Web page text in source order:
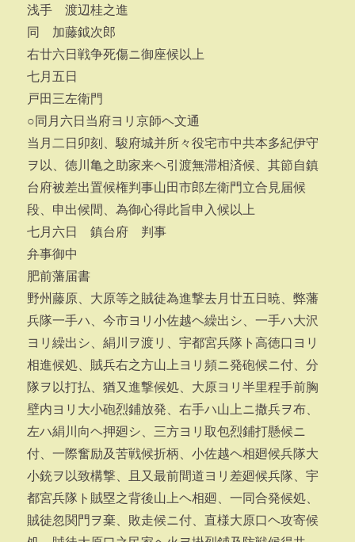
浅手 渡辺桂之進
同 加藤鉞次郎
右廿六日戦争死傷ニ御座候以上
七月五日
戸田三左衛門
○同月六日当府ヨリ京師ヘ文通
当月二日卯刻、駿府城并所々役宅市中共本多紀伊守
ヲ以、徳川亀之助家来ヘ引渡無滞相済候、其節自鎮
台府被差出置候権判事山田市郎左衛門立合見届候
段、申出候間、為御心得此旨申入候以上
七月六日 鎮台府 判事
弁事御中
肥前藩届書
野州藤原、大原等之賊徒為進撃去月廿五日暁、弊藩
兵隊一手ハ、今市ヨリ小佐越ヘ繰出シ、一手ハ大沢
ヨリ繰出シ、絹川ヲ渡リ、宇都宮兵隊ト高徳口ヨリ
相進候処、賊兵右之方山上ヨリ頻ニ発砲候ニ付、分
隊ヲ以打払、猶又進撃候処、大原ヨリ半里程手前胸
壁内ヨリ大小砲烈鋪放発、右手ハ山上ニ撒兵ヲ布、
左ハ絹川向ヘ押廻シ、三方ヨリ取包烈鋪打懸候ニ
付、一際奮励及苦戦候折柄、小佐越ヘ相廻候兵隊大
小銃ヲ以致構撃、且又最前間道ヨリ差廻候兵隊、宇
都宮兵隊ト賊塁之背後山上ヘ相廻、一同合発候処、
賊徒忽関門ヲ棄、敗走候ニ付、直様大原口ヘ攻寄候